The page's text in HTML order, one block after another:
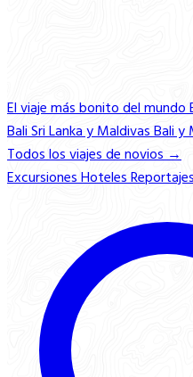
El viaje más bonito del mundo
BaliSri Lanka y MaldivasBali y
Todos los viajes de novios →
ExcursionesHoteles